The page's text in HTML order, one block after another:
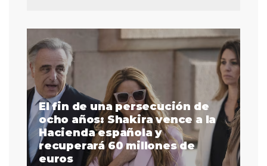
El fin de una persecución de
ocho años: Shakira vence a la
Hacienda española y
recuperará 60 millones de
euros